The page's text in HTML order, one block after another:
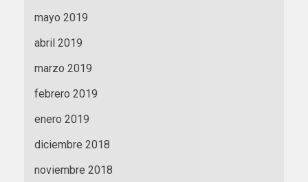
mayo 2019
abril 2019
marzo 2019
febrero 2019
enero 2019
diciembre 2018
noviembre 2018